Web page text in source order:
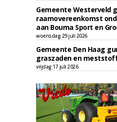
Gemeente Westerveld
raamovereenkomst
aan Bouma Sport en
woensdag 29 juli 2026
Gemeente Den Haag
graszaden en
vrijdag 17 juli 2026